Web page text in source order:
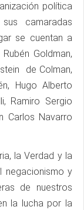
política
camaradas
se cuentan a
Goldman,
de Colman,
Hugo Alberto
Ramiro Sergio
Carlos Navarro
la Verdad y la
negacionismo y
de nuestros
la lucha por la